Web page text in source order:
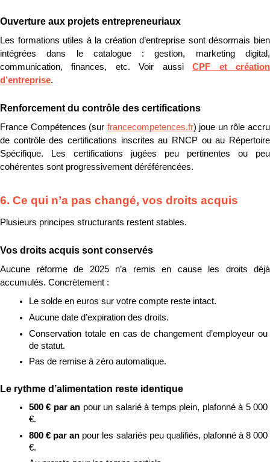
Ouverture aux projets entrepreneuriaux
Les formations utiles à la création d’entreprise sont désormais bien
intégrées dans le catalogue : gestion, marketing digital,
communication, finances, etc. Voir aussi CPF et création
d’entreprise.
Renforcement du contrôle des certifications
France Compétences (sur francecompetences.fr) joue un rôle accru
de contrôle des certifications inscrites au RNCP ou au Répertoire
Spécifique. Les certifications jugées peu pertinentes ou peu
cohérentes sont progressivement déréférencées.
6. Ce qui n’a pas changé, vos droits acquis
Plusieurs principes structurants restent stables.
Vos droits acquis sont conservés
Aucune réforme de 2025 n’a remis en cause les droits déjà
accumulés. Concrètement :
Le solde en euros sur votre compte reste intact.
Aucune date d’expiration des droits.
Conservation totale en cas de changement d’employeur ou
de statut.
Pas de remise à zéro automatique.
Le rythme d’alimentation reste identique
500 € par an pour un salarié à temps plein, plafonné à 5 000
€.
800 € par an pour les salariés peu qualifiés, plafonné à 8 000
€.